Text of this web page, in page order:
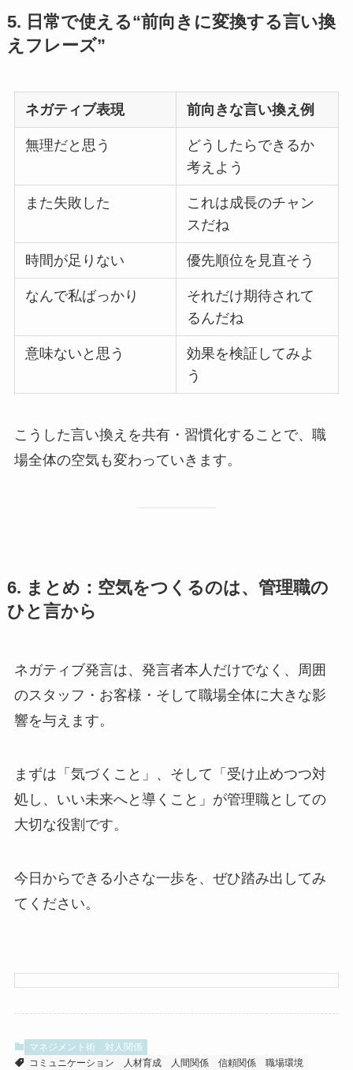
5. 日常で使える“前向きに変換する言い換
えフレーズ”
ネガティブ表現 前向きな言い換え例
無理だと思う
どうしたらできるか
考えよう
また失敗した
これは成長のチャン
スだね
時間が足りない 優先順位を見直そう
なんで私ばっかり
それだけ期待されて
るんだね
意味ないと思う
効果を検証してみよ
う
こうした言い換えを共有・習慣化することで、職
場全体の空気も変わっていきます。
6. まとめ：空気をつくるのは、管理職の
ひと言から
ネガティブ発言は、発言者本人だけでなく、周囲
のスタッフ・お客様・そして職場全体に大きな影
響を与えます。
まずは「気づくこと」、そして「受け止めつつ対
処し、いい未来へと導くこと」が管理職としての
大切な役割です。
今日からできる小さな一歩を、ぜひ踏み出してみ
てください。
マネジメント術
対人関係
コミュニケーション
人材育成 人間関係 信頼関係 職場環境